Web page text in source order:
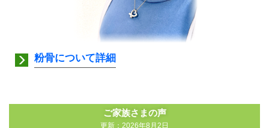
粉骨について詳細
ご家族さまの声
更新：2026年8月2日